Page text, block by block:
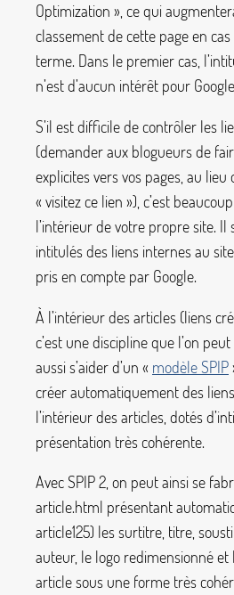
Optimization », ce qui
classement de cette page en
terme. Dans le premier cas,
n’est d’aucun intérêt pour
S’il est difficile de contrôler les
(demander aux blogueurs de
explicites vers vos pages, au
« visitez ce lien »), c’est
l’intérieur de votre propre site. Il
intitulés des liens internes au
pris en compte par Google.
À l’intérieur des articles (liens
c’est une discipline que l’on
aussi s’aider d’un « modèle SPIP
créer automatiquement des
l’intérieur des articles, dotés
présentation très cohérente.
Avec SPIP 2, on peut ainsi se
article.html présentant
article125) les surtitre, titre,
auteur, le logo redimensionné et
article sous une forme très